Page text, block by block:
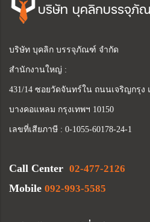
บริษัท บุคลิกบรรจุภั
บริษัท บุคลิก บรรจุภัณฑ์ จำกัด
สำนักงานใหญ่ :
431/14 ซอยวัดจันทร์ใน ถนนเจริญกรุง
บางคอแหลม กรุงเทพฯ 10150
เลขที่เสียภาษี : 0-1055-60178-24-1
Call Center 02-477-2126
Mobile 092-993-5585